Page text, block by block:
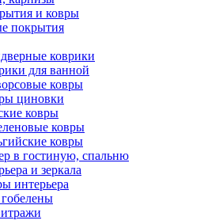
и ковры
покрытия
коврики
для ванной
ковры
циновки
ковры
ковры
ковры
в гостиную, спальню
и зеркала
интерьера